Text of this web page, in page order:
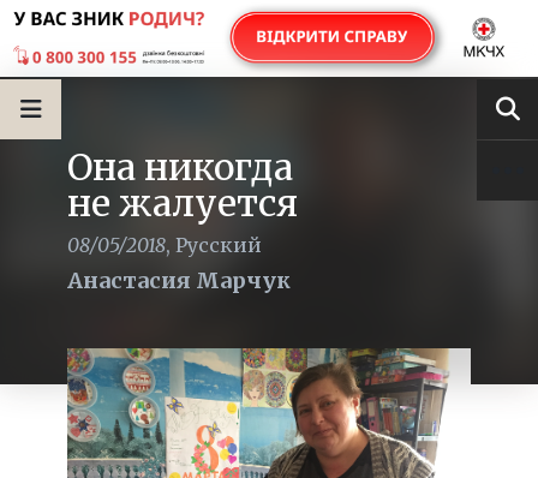
Она никогда
не жалуется
08/05/2018, Русский
Анастасия Марчук